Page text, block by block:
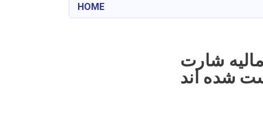
HOME
مالیه شارت
شده اند